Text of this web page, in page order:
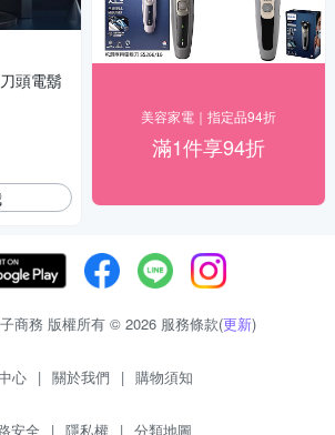
頭電鬍
美容家電｜指定品94折
滿1件享94折
商務 版權所有 © 2026 服務條款(更新)
心 | 關於我們 | 購物須知
安全 | 隱私權 | 分類地圖